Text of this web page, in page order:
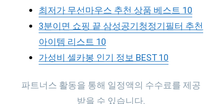
최저가 무선마우스 추천 상품 베스트 10
3분이면 쇼핑 끝 삼성공기청정기필터 추천
아이템 리스트 10
가성비 셀카봉 인기 정보 BEST 10
파트너스 활동을 통해 일정액의 수수료를 제공